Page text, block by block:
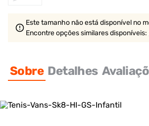
Este tamanho não está disponível no
Encontre opções similaresdisponíveis:
Sobre Detalhes